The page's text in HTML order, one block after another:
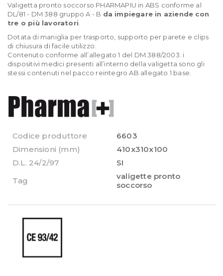
Valigetta pronto soccorso PHARMAPIU in ABS conforme al
DL/81 - DM 388 gruppo A - B da impiegare in aziende con
tre o più lavoratori
Dotata di maniglia per trasporto, supporto per parete e clips
di chiusura di facile utilizzo.
Contenuto conforme all’allegato 1 del DM 388/2003: i
dispositivi medici presenti all’interno della valigetta sono gli
stessi contenuti nel pacco reintegro AB allegato 1 base.
Codice produttore
6603
Dimensioni (mm)
410x310x100
D.L. 24/2/97
SI
Tag
valigette pronto
soccorso